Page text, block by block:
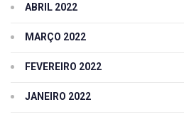
ABRIL 2022
MARÇO 2022
FEVEREIRO 2022
JANEIRO 2022